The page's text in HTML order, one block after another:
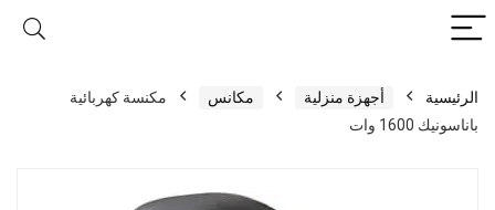
الرئيسية أجهزة منزلية مكانس
مكنسة كهربائية
باناسونيك 1600 وات